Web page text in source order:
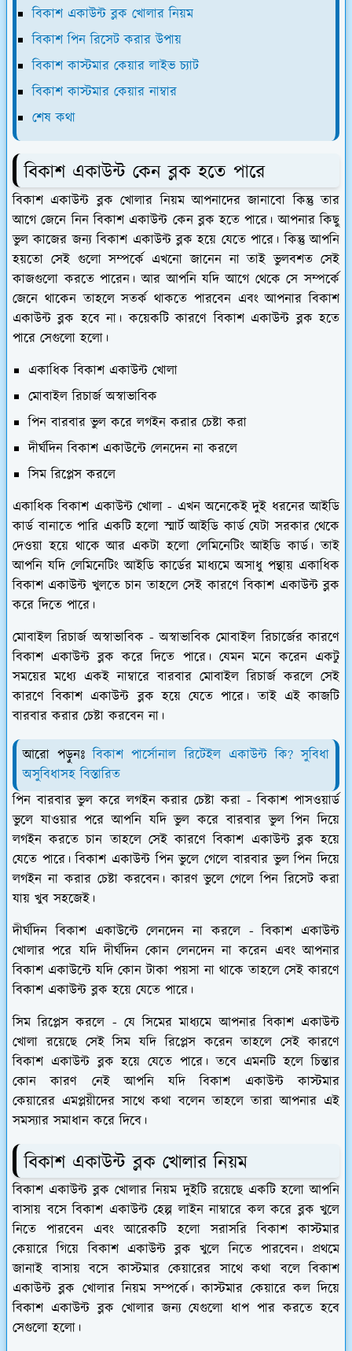
বিকাশ একাউন্ট ব্লক খোলার নিয়ম
বিকাশ পিন রিসেট করার উপায়
বিকাশ কাস্টমার কেয়ার লাইভ চ্যাট
বিকাশ কাস্টমার কেয়ার নাম্বার
শেষ কথা
বিকাশ একাউন্ট কেন ব্লক হতে পারে
বিকাশ একাউন্ট ব্লক খোলার নিয়ম আপনাদের জানাবো কিন্তু তার
আগে জেনে নিন বিকাশ একাউন্ট কেন ব্লক হতে পারে। আপনার কিছু
ভুল কাজের জন্য বিকাশ একাউন্ট ব্লক হয়ে যেতে পারে। কিন্তু আপনি
হয়তো সেই গুলো সম্পর্কে এখনো জানেন না তাই ভুলবশত সেই
কাজগুলো করতে পারেন। আর আপনি যদি আগে থেকে সে সম্পর্কে
জেনে থাকেন তাহলে সতর্ক থাকতে পারবেন এবং আপনার বিকাশ
একাউন্ট ব্লক হবে না। কয়েকটি কারণে বিকাশ একাউন্ট ব্লক হতে
পারে সেগুলো হলো।
একাধিক বিকাশ একাউন্ট খোলা
মোবাইল রিচার্জ অস্বাভাবিক
পিন বারবার ভুল করে লগইন করার চেষ্টা করা
দীর্ঘদিন বিকাশ একাউন্টে লেনদেন না করলে
সিম রিপ্লেস করলে
একাধিক বিকাশ একাউন্ট খোলা - এখন অনেকেই দুই ধরনের আইডি
কার্ড বানাতে পারি একটি হলো স্মার্ট আইডি কার্ড যেটা সরকার থেকে
দেওয়া হয়ে থাকে আর একটা হলো লেমিনেটিং আইডি কার্ড। তাই
আপনি যদি লেমিনেটিং আইডি কার্ডের মাধ্যমে অসাধু পন্থায় একাধিক
বিকাশ একাউন্ট খুলতে চান তাহলে সেই কারণে বিকাশ একাউন্ট ব্লক
করে দিতে পারে।
মোবাইল রিচার্জ অস্বাভাবিক -অস্বাভাবিক মোবাইল রিচার্জের কারণে
বিকাশ একাউন্ট ব্লক করে দিতে পারে। যেমন মনে করেন একটু
সময়ের মধ্যে একই নাম্বারে বারবার মোবাইল রিচার্জ করলে সেই
কারণে বিকাশ একাউন্ট ব্লক হয়ে যেতে পারে। তাই এই কাজটি
বারবার করার চেষ্টা করবেন না।
আরো পড়ুনঃবিকাশ পার্সোনাল রিটেইল একাউন্ট কি? সুবিধা
অসুবিধাসহ বিস্তারিত
পিন বারবার ভুল করে লগইন করার চেষ্টা করা -বিকাশ পাসওয়ার্ড
ভুলে যাওয়ার পরে আপনি যদি ভুল করে বারবার ভুল পিন দিয়ে
লগইন করতে চান তাহলে সেই কারণে বিকাশ একাউন্ট ব্লক হয়ে
যেতে পারে। বিকাশ একাউন্ট পিন ভুলে গেলে বারবার ভুল পিন দিয়ে
লগইন না করার চেষ্টা করবেন। কারণ ভুলে গেলে পিন রিসেট করা
যায় খুব সহজেই।
দীর্ঘদিন বিকাশ একাউন্টে লেনদেন না করলে -বিকাশ একাউন্ট
খোলার পরে যদি দীর্ঘদিন কোন লেনদেন না করেন এবং আপনার
বিকাশ একাউন্টে যদি কোন টাকা পয়সা না থাকে তাহলে সেই কারণে
বিকাশ একাউন্ট ব্লক হয়ে যেতে পারে।
সিম রিপ্লেস করলে -যে সিমের মাধ্যমে আপনার বিকাশ একাউন্ট
খোলা রয়েছে সেই সিম যদি রিপ্লেস করেন তাহলে সেই কারণে
বিকাশ একাউন্ট ব্লক হয়ে যেতে পারে। তবে এমনটি হলে চিন্তার
কোন কারণ নেই আপনি যদি বিকাশ একাউন্ট কাস্টমার
কেয়ারের এমপ্লয়ীদের সাথে কথা বলেন তাহলে তারা আপনার এই
সমস্যার সমাধান করে দিবে।
বিকাশ একাউন্ট ব্লক খোলার নিয়ম
বিকাশ একাউন্ট ব্লক খোলার নিয়ম দুইটি রয়েছে একটি হলো আপনি
বাসায় বসে বিকাশ একাউন্ট হেল্প লাইন নাম্বারে কল করে ব্লক খুলে
নিতে পারবেন এবং আরেকটি হলো সরাসরি বিকাশ কাস্টমার
কেয়ারে গিয়ে বিকাশ একাউন্ট ব্লক খুলে নিতে পারবেন। প্রথমে
জানাই বাসায় বসে কাস্টমার কেয়ারের সাথে কথা বলে বিকাশ
একাউন্ট ব্লক খোলার নিয়ম সম্পর্কে। কাস্টমার কেয়ারে কল দিয়ে
বিকাশ একাউন্ট ব্লক খোলার জন্য যেগুলো ধাপ পার করতে হবে
সেগুলো হলো।